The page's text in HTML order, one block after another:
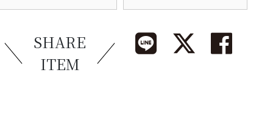
SHARE
ITEM